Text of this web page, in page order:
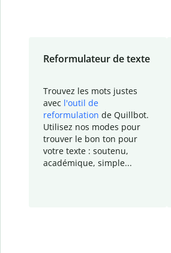
Reformulateur de texte
Trouvez les mots justes
avec l'outil de
reformulation de Quillbot.
Utilisez nos modes pour
trouver le bon ton pour
votre texte : soutenu,
académique, simple...